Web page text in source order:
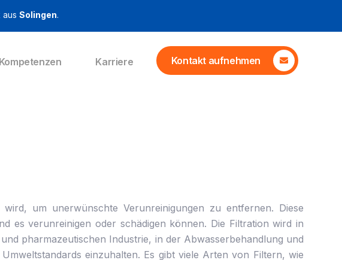
aus Solingen.
Kompetenzen Karriere Kontakt aufnehmen
um unerwünschte Verunreinigungen zu entfernen. Diese
es verunreinigen oder schädigen können. Die Filtration wird in
pharmazeutischen Industrie, in der Abwasserbehandlung und
einzuhalten. Es gibt viele Arten von Filtern, wie